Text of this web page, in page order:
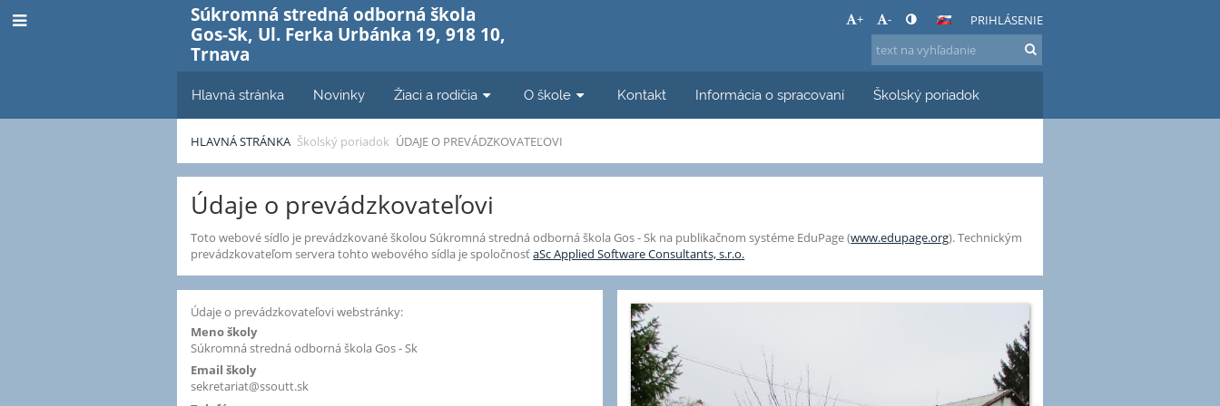
Súkromná stredná odborná škola
Gos-Sk, Ul. Ferka Urbánka 19, 918 10,
Trnava
+ - PRIHLÁSENIE
Hlavná stránka Novinky Žiaci a rodičia O škole Kontakt Informácia o spracovaní Školský poriadok
HLAVNÁ STRÁNKA Školský poriadok ÚDAJE O PREVÁDZKOVATEĽOVI
Údaje
o
prevádzkovateľovi
Údaje o prevádzkovateľovi
Toto webové sídlo je prevádzkované školou Súkromná stredná odborná škola Gos - Sk na publikačnom systéme EduPage (www.edupage.org). Technickým
prevádzkovateľom servera tohto webového sídla je spoločnosťaSc Applied Software Consultants, s.r.o.
Údaje o prevádzkovateľovi webstránky:
Meno školy
Súkromná stredná odborná škola Gos - Sk
Email školy
sekretariat@ssoutt.sk